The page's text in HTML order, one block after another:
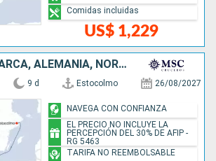
US$ 1,229
Comidas incluidas
SUECIA, DINAMARCA, ALEMANIA, NORUEGA
9 d Estocolmo 26/08/2027
NAVEGA CON CONFIANZA
EL PRECIO NO INCLUYE LA
PERCEPCIÓN DEL 30% DE AFIP -
RG 5463
TARIFA NO REEMBOLSABLE